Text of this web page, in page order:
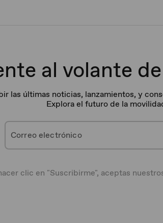
al volante
las últimas noticias, lanzamientos, y
Explora el futuro de la
clic en "Suscribirme", aceptas